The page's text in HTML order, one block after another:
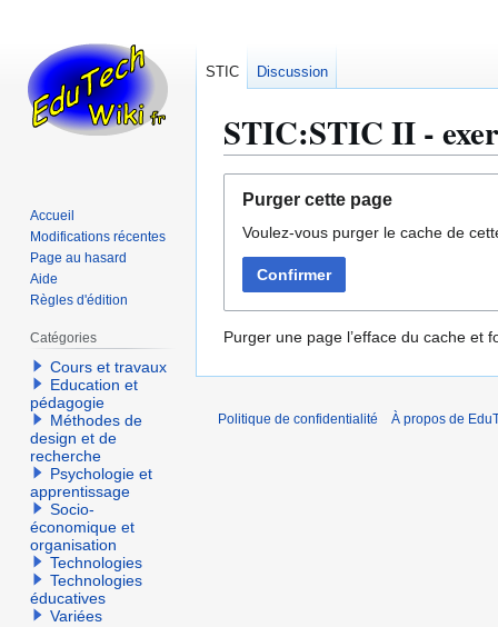
STIC:STIC II -
navigation
recherche
Purger cette page
Voulez-vous purger le cache de
Confirmer
Purger une page l’efface du cache et
STIC Discussion
Accueil
Modifications récentes
Page au hasard
Aide
Règles d'édition
Catégories
Cours et travaux
Education et
pédagogie
Méthodes de
design et de
recherche
Psychologie et
apprentissage
Socio-
économique et
organisation
Technologies
Technologies
éducatives
Variées
Politique de confidentialité À propos de